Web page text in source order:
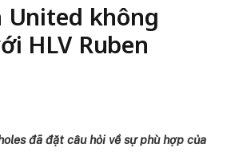
United không
HLV Ruben
đã đặt câu hỏi về sự phù hợp của